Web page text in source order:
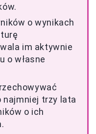
o wynikach
im aktywnie
o własne
najmniej trzy lata
o ich